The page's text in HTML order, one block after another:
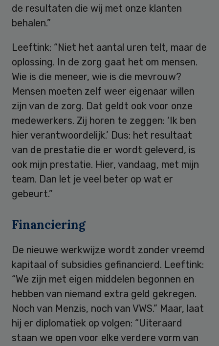
de resultaten die wij met onze klanten
behalen.”
Leeftink: “Niet het aantal uren telt, maar de
oplossing. In de zorg gaat het om mensen.
Wie is die meneer, wie is die mevrouw?
Mensen moeten zelf weer eigenaar willen
zijn van de zorg. Dat geldt ook voor onze
medewerkers. Zij horen te zeggen: ‘Ik ben
hier verantwoordelijk.’ Dus: het resultaat
van de prestatie die er wordt geleverd, is
ook mijn prestatie. Hier, vandaag, met mijn
team. Dan let je veel beter op wat er
gebeurt.”
Financiering
De nieuwe werkwijze wordt zonder vreemd
kapitaal of subsidies gefinancierd. Leeftink:
“We zijn met eigen middelen begonnen en
hebben van niemand extra geld gekregen.
Noch van Menzis, noch van VWS.” Maar, laat
hij er diplomatiek op volgen: “Uiteraard
staan we open voor elke verdere vorm van